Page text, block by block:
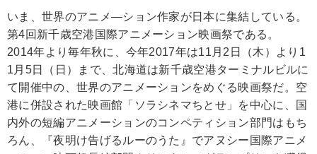
いま、世界のアニメ―ション作家が日本に集結している。
第4回新千歳空港国際アニメーション映画祭である。
2014年より毎年秋に、今年2017年は11月2日（木）より1
1月5日（日）まで、北海道は新千歳空港ターミナルビルに
て開催中の、世界のアニメーションをめぐる映画祭だ。空
港に併設された映画館「ソラシネマちとせ」を中心に、国
内外の短編アニメーションのコンペティション部門はもち
ろん、『夜明け告げるルーのうた』でアヌシー国際アニメ